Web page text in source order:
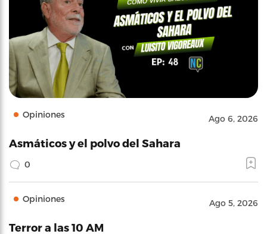
Opiniones Ago 6, 2026
Asmáticos y el polvo del Sahara
0
Opiniones Ago 5, 2026
Terror a las 10 AM